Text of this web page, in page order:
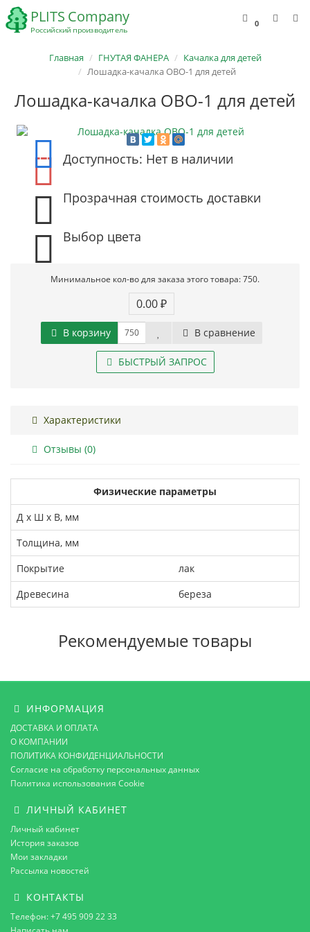
0
Главная ГНУТАЯ ФАНЕРА
Качалка для детей
Лошадка-качалка ОВО-1 для детей
Лошадка-качалка ОВО-1 для детей
Доступность: Нет в наличии
Прозрачная стоимость доставки
Выбор цвета
Минимальное кол-во для заказа этого товара: 750.
0.00 ₽
В корзину В сравнение
БЫСТРЫЙ ЗАПРОС
Характеристики
Отзывы (0)
Физические параметры
Д x Ш x В, мм
Толщина, мм
Покрытие
лак
Древесина
береза
Рекомендуемые товары
ИНФОРМАЦИЯ
ДОСТАВКА И ОПЛАТА
О КОМПАНИИ
ПОЛИТИКА КОНФИДЕНЦИАЛЬНОСТИ
Согласие на обработку персональных данных
Политика использования Cookie
ЛИЧНЫЙ КАБИНЕТ
Личный кабинет
История заказов
Мои закладки
Рассылка новостей
КОНТАКТЫ
Телефон: +7 495 909 22 33